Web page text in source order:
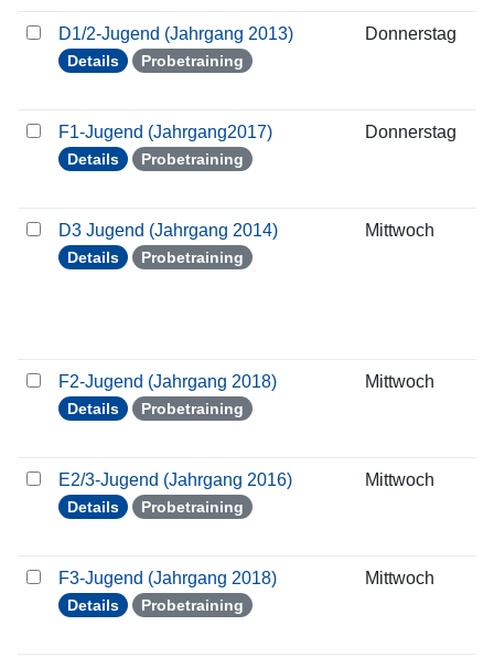
D1/2-Jugend (Jahrgang 2013)
Details Probetraining
Donnerstag
F1-Jugend (Jahrgang2017)
Details Probetraining
Donnerstag
D3 Jugend (Jahrgang 2014)
Details Probetraining
Mittwoch
F2-Jugend (Jahrgang 2018)
Details Probetraining
Mittwoch
E2/3-Jugend (Jahrgang 2016)
Details Probetraining
Mittwoch
F3-Jugend (Jahrgang 2018)
Details Probetraining
Mittwoch